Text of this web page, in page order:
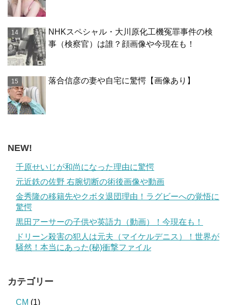
NHKスペシャル・大川原化工機冤罪事件の検
事（検察官）は誰？顔画像や今現在も！
落合信彦の妻や自宅に驚愕【画像あり】
NEW!
千原せいじが和尚になった理由に驚愕
元近鉄の佐野 右腕切断の術後画像や動画
金秀隆の移籍先やクボタ退団理由！ラグビーへの覚悟に
驚愕
黒田アーサーの子供や英語力（動画）！今現在も！
ドリーン殺害の犯人は元夫（マイケルデニス）！世界が
騒然！本当にあった(秘)衝撃ファイル
カテゴリー
CM (1)